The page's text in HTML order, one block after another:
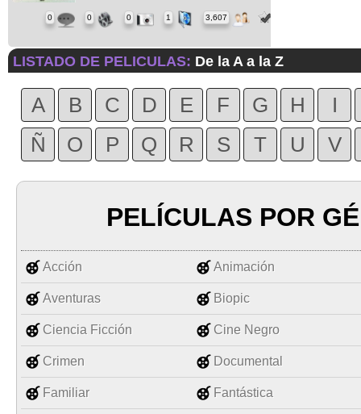
0 0 0 1 3,607
LISTADO DE PELICULAS: De la A a la Z
A B C D E F G H
I
Ñ
O P Q R S T U V
PELÍCULAS POR
Acción Animación
Aventuras Biopic
Ciencia Ficción Cine Negro
Crimen Documental
Familiar Fantástica